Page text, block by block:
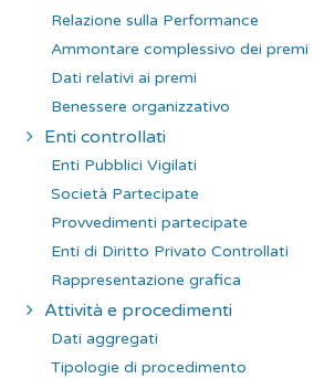
Relazione sulla Performance
Ammontare complessivo dei premi
Dati relativi ai premi
Benessere organizzativo
Enti controllati
Enti Pubblici Vigilati
Società Partecipate
Provvedimenti partecipate
Enti di Diritto Privato Controllati
Rappresentazione grafica
Attività e procedimenti
Dati aggregati
Tipologie di procedimento